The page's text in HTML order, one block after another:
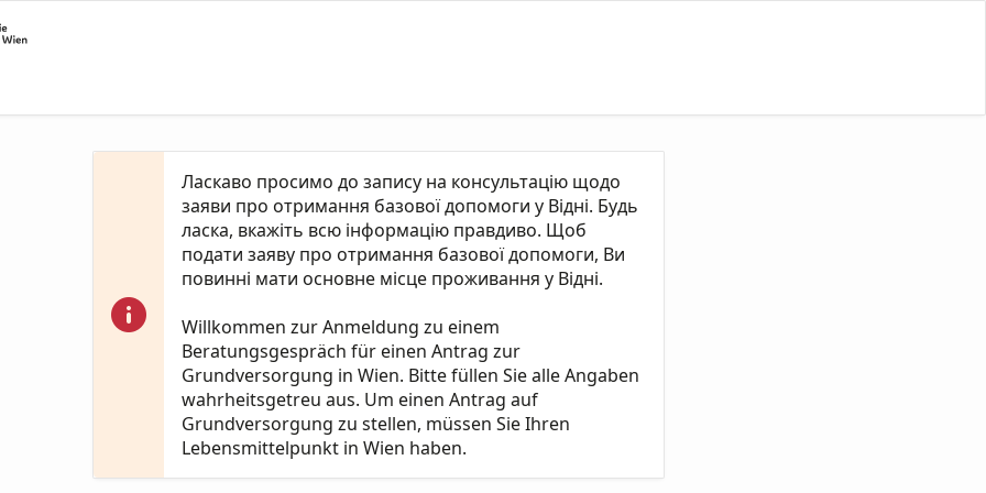
Ласкаво просимо до запису на консультацію щодо
заяви про отримання базової допомоги у Відні. Будь
ласка, вкажіть всю інформацію правдиво. Щоб
подати заяву про отримання базової допомоги, Ви
повинні мати основне місце проживання у Відні.
Willkommen zur Anmeldung zu einem
Beratungsgespräch für einen Antrag zur
Grundversorgung in Wien. Bitte füllen Sie alle Angaben
wahrheitsgetreu aus. Um einen Antrag auf
Grundversorgung zu stellen, müssen Sie Ihren
Lebensmittelpunkt in Wien haben.